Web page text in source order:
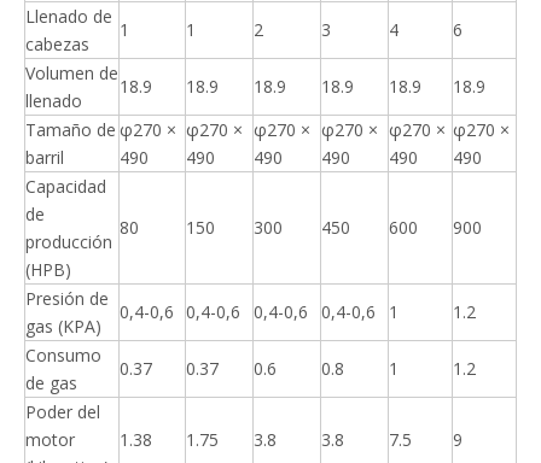
Llenado de
cabezas
1 1 2 3 4
6
Volumen de
llenado
18.9 18.9 18.9 18.9 18.9
18.9
Tamaño de
barril
φ270 ×
490
φ270 ×
490
φ270 ×
490
φ270 ×
490
φ270 ×
490
φ270 ×
490
Capacidad
de
producción
(HPB)
80 150 300 450 600 900
Presión de
gas (KPA)
0,4-0,6 0,4-0,6 0,4-0,6 0,4-0,6 1
1.2
Consumo
de gas
0.37 0.37 0.6 0.8 1
1.2
Poder del
motor
1.38 1.75 3.8 3.8 7.5 9